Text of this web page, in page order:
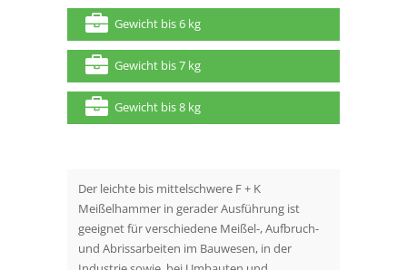
Gewicht bis 6 kg
Gewicht bis 7 kg
Gewicht bis 8 kg
Der leichte bis mittelschwere F + K
Meißelhammer in gerader Ausführung ist
geeignet für verschiedene Meißel-, Aufbruch-
und Abrissarbeiten im Bauwesen, in der